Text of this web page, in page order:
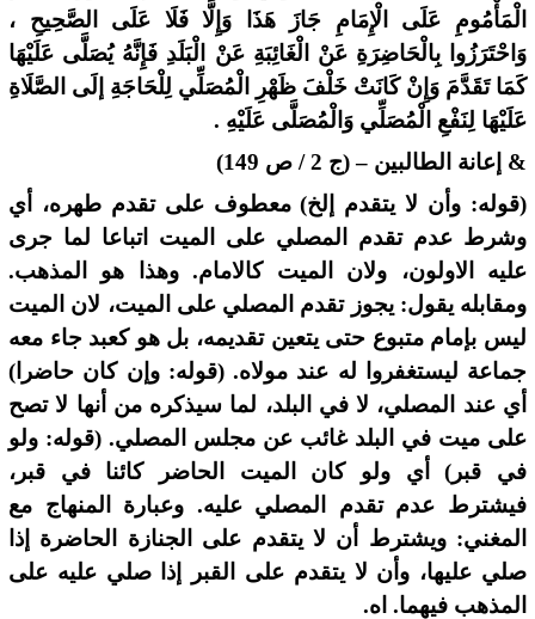
الْمَأْمُومِ عَلَى الْإِمَامِ جَازَ هَذَا وَإِلَّا فَلَا عَلَى الصَّحِيحِ ،
وَاحْتَرَزُوا بِالْحَاضِرَةِ عَنْ الْغَائِبَةِ عَنْ الْبَلَدِ فَإِنَّهُ يُصَلَّى عَلَيْهَا
كَمَا تَقَدَّمَ وَإِنْ كَانَتْ خَلْفَ ظَهْرِ الْمُصَلِّي لِلْحَاجَةِ إلَى الصَّلَاةِ
عَلَيْهَا لِنَفْعِ الْمُصَلِّي وَالْمُصَلَّى عَلَيْهِ .
& إعانة الطالبين – (ج 2 / ص 149)
(قوله: وأن لا يتقدم إلخ) معطوف على تقدم طهره، أي
وشرط عدم تقدم المصلي على الميت اتباعا لما جرى
عليه الاولون، ولان الميت كالامام. وهذا هو المذهب.
ومقابله يقول: يجوز تقدم المصلي على الميت، لان الميت
ليس بإمام متبوع حتى يتعين تقديمه، بل هو كعبد جاء معه
جماعة ليستغفروا له عند مولاه. (قوله: وإن كان حاضرا)
أي عند المصلي، لا في البلد، لما سيذكره من أنها لا تصح
على ميت في البلد غائب عن مجلس المصلي. (قوله: ولو
في قبر) أي ولو كان الميت الحاضر كائنا في قبر،
فيشترط عدم تقدم المصلي عليه. وعبارة المنهاج مع
المغني: ويشترط أن لا يتقدم على الجنازة الحاضرة إذا
صلي عليها، وأن لا يتقدم على القبر إذا صلي عليه على
المذهب فيهما. اه.